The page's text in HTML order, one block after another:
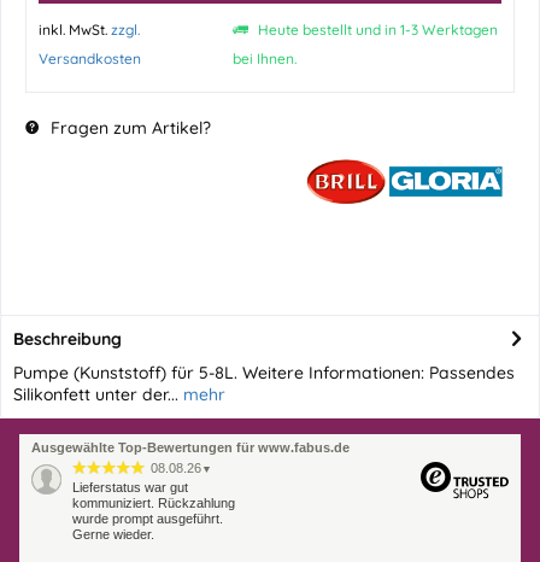
inkl. MwSt. zzgl.
Versandkosten
Heute bestellt und in 1-3 Werktagen
bei Ihnen.
Fragen zum Artikel?
Beschreibung
Pumpe (Kunststoff) für 5-8L. Weitere Informationen: Passendes
Silikonfett unter der... mehr
Ausgewählte Top-Bewertungen für www.fabus.de
08.08.26 ▼
Lieferstatus war gut
kommuniziert. Rückzahlung
wurde prompt ausgeführt.
Gerne wieder.